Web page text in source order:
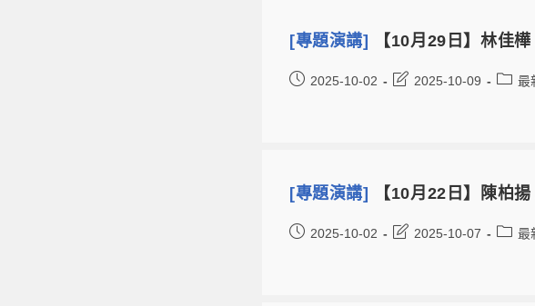
[專題演講] 【10月29日】林佳
2025-10-02 2025-10-09 最
[專題演講] 【10月22日】陳
2025-10-02 2025-10-07 最